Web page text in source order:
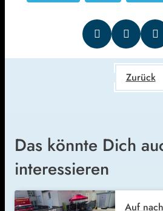
Zurück
Das könnte Dich
interessieren
Auf